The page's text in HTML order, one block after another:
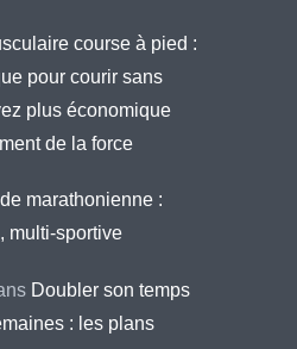
course à pied :
pour courir sans
plus économique
de la force
marathonienne :
multi-sportive
Doubler son temps
: les plans